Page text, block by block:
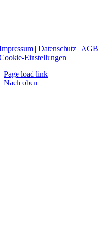
Impressum |Datenschutz | AGB
Cookie-Einstellungen
Page load link
Nach oben